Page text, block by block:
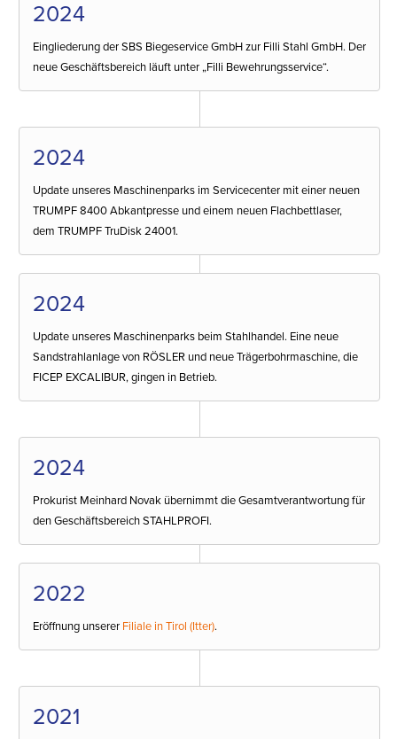
2024
Eingliederung der SBS Biegeservice GmbH zur Filli Stahl GmbH. Der
neue Geschäftsbereich läuft unter „Filli Bewehrungsservice“.
2024
Update unseres Maschinenparks im Servicecenter mit einer neuen
TRUMPF 8400 Abkantpresse und einem neuen Flachbettlaser,
dem TRUMPF TruDisk 24001.
2024
Update unseres Maschinenparks beim Stahlhandel. Eine neue
Sandstrahlanlage von RÖSLER und neue Trägerbohrmaschine, die
FICEP EXCALIBUR, gingen in Betrieb.
2024
Prokurist Meinhard Novak übernimmt die Gesamtverantwortung für
den Geschäftsbereich STAHLPROFI.
2022
Eröffnung unserer Filiale in Tirol (Itter).
2021